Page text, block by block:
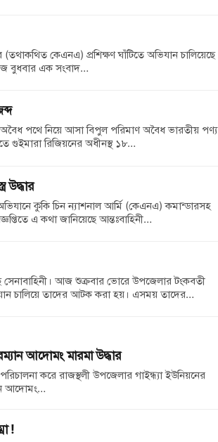
(তথাকথিত কেএনএ) প্রশিক্ষণ ঘাঁটিতে অভিযান চালিয়েছে
আজ বুধবার এক সংবাদ…
অবৈধ পথে নিয়ে আসা বিপুল পরিমাণ অবৈধ ভারতীয় পণ্য
গুইমারা রিজিয়নের অধীনস্থ ১৮…
উদ্ধার
কুকি চিন ন্যাশনাল আর্মি (কেএনএ) কমান্ডারসহ
এ কথা জানিয়েছে আন্তঃবাহিনী…
সেনাবাহিনী। আজ শুক্রবার ভোরে উপজেলার টংকবতী
চালিয়ে তাদের আটক করা হয়। এসময় তাদের…
আদোমং মারমা উদ্ধার
করে রাজস্থলী উপজেলার গাইন্ধ্যা ইউনিয়নের
আদোমং…
!